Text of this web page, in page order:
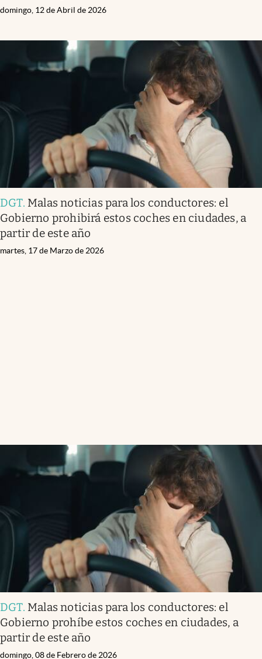
domingo, 12 de Abril de 2026
DGT. Malas noticias para los conductores: el
Gobierno prohibirá estos coches en ciudades, a
partir de este año
martes, 17 de Marzo de 2026
DGT. Malas noticias para los conductores: el
Gobierno prohíbe estos coches en ciudades, a
partir de este año
domingo, 08 de Febrero de 2026